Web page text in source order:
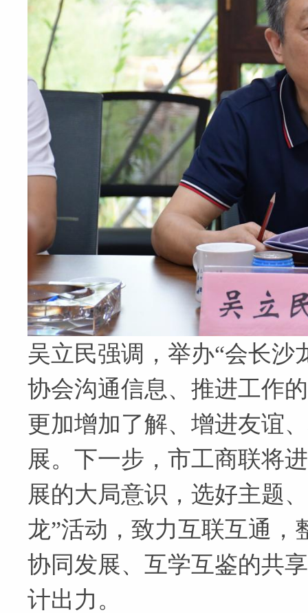
吴立民强调，举办“会长沙
协会沟通信息、推进工作
更加增加了解、增进友谊
展。下一步，市工商联将
展的大局意识，选好主题
龙”活动，致力互联互通，
协同发展、互学互鉴的共
计出力。